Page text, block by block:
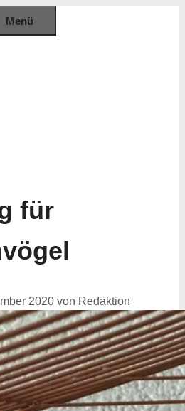
Menü
für
2020 von Redaktion